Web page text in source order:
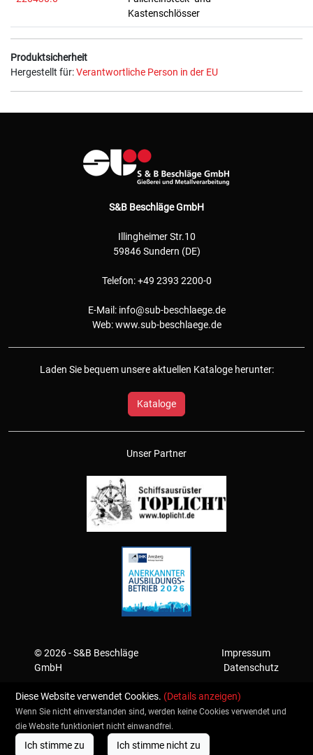
Kastenschlösser
Produktsicherheit
Hergestellt für:Verantwortliche Person in der EU
S&B Beschläge GmbH
Illingheimer Str.10
59846 Sundern (DE)
Telefon: +49 2393 2200-0
E-Mail: info@sub-beschlaege.de
Web:www.sub-beschlaege.de
Laden Sie bequem unsere aktuellen Kataloge herunter:
Kataloge
Unser Partner
© 2026 - S&B Beschläge
GmbH
Impressum
Datenschutz
Diese Website verwendet Cookies. (Details anzeigen)
Wenn Sie nicht einverstanden sind, werden keine Cookies verwendet und
die Website funktioniert nicht einwandfrei.
Ich stimme zu Ich stimme nicht zu